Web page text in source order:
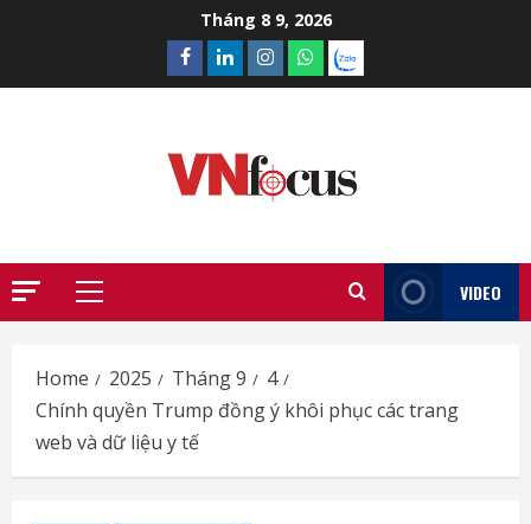
Tháng 8 9, 2026
Facebook
LinkedinInstagram
What’sapp
Zalo
Primary
VIDEO
Home 2025 Tháng 9
4
Chính quyền Trump đồng ý khôi phục các trang
web và dữ liệu y tế